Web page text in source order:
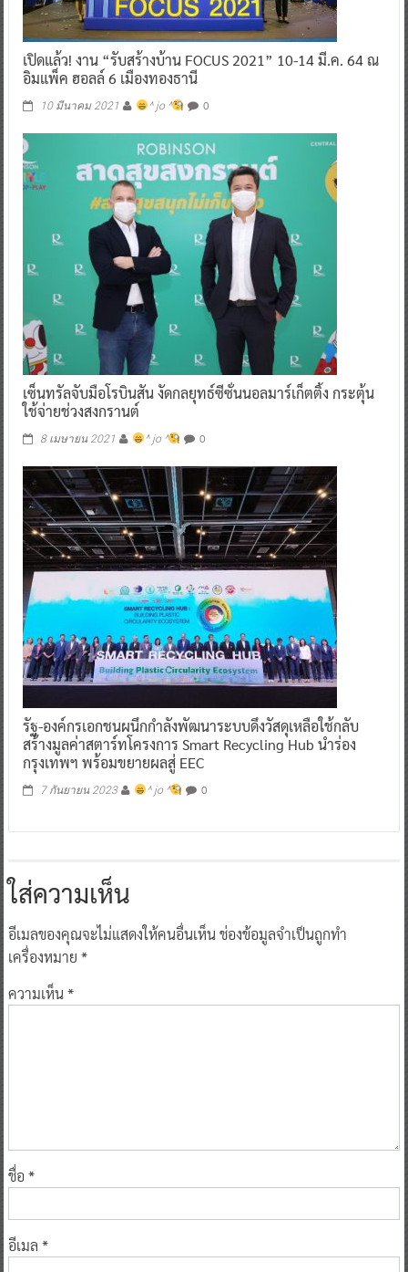
เปิดแล้ว! งาน “รับสร้างบ้าน FOCUS 2021” 10-14 มี.ค. 64 ณ
อิมแพ็ค ฮอลล์ 6 เมืองทองธานี
10 มีนาคม 2021 ^ jo ^ 0
เซ็นทรัลจับมือโรบินสัน งัดกลยุทธ์ซีซั่นนอลมาร์เก็ตติ้ง กระตุ้น
ใช้จ่ายช่วงสงกรานต์
8 เมษายน 2021 ^ jo ^ 0
รัฐ-องค์กรเอกชนผนึกกำลังพัฒนาระบบดึงวัสดุเหลือใช้กลับ
สร้างมูลค่าสตาร์ทโครงการ Smart Recycling Hub นำร่อง
กรุงเทพฯ พร้อมขยายผลสู่ EEC
7 กันยายน 2023 ^ jo ^ 0
ใส่ความเห็น
อีเมลของคุณจะไม่แสดงให้คนอื่นเห็นช่องข้อมูลจำเป็นถูกทำ
เครื่องหมาย *
ความเห็น*
ชื่อ *
อีเมล *